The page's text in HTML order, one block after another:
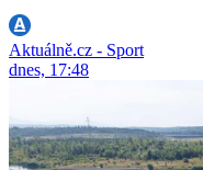
Aktuálně.cz - Sport
dnes, 17:48